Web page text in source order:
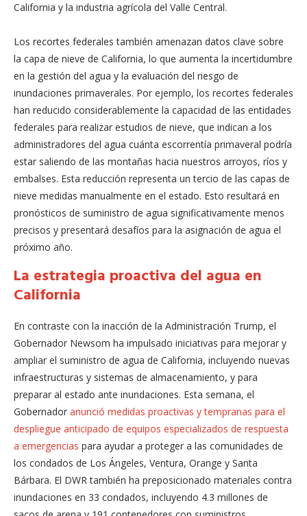
California y la industria agrícola del Valle Central.
Los recortes federales también amenazan datos clave sobre
la capa de nieve de California, lo que aumenta la incertidumbre
en la gestión del agua y la evaluación del riesgo de
inundaciones primaverales. Por ejemplo, los recortes federales
han reducido considerablemente la capacidad de las entidades
federales para realizar estudios de nieve, que indican a los
administradores del agua cuánta escorrentía primaveral podría
estar saliendo de las montañas hacia nuestros arroyos, ríos y
embalses. Esta reducción representa un tercio de las capas de
nieve medidas manualmente en el estado. Esto resultará en
pronósticos de suministro de agua significativamente menos
precisos y presentará desafíos para la asignación de agua el
próximo año.
La estrategia proactiva del agua en
California
En contraste con la inacción de la Administración Trump, el
Gobernador Newsom ha impulsado iniciativas para mejorar y
ampliar el suministro de agua de California, incluyendo nuevas
infraestructuras y sistemas de almacenamiento, y para
preparar al estado ante inundaciones. Esta semana, el
Gobernador anunció medidas proactivas y tempranas para el
despliegue anticipado de equipos especializados de respuesta
a emergencias para ayudar a proteger a las comunidades de
los condados de Los Ángeles, Ventura, Orange y Santa
Bárbara. El DWR también ha preposicionado materiales contra
inundaciones en 33 condados, incluyendo 4.3 millones de